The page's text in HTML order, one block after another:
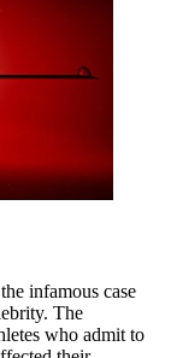
infamous case
The
who admit to